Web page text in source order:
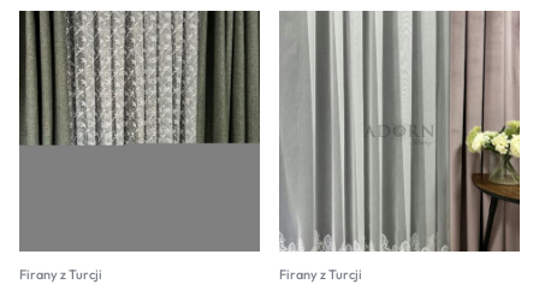
Firany z Turcji Firany z Turcji